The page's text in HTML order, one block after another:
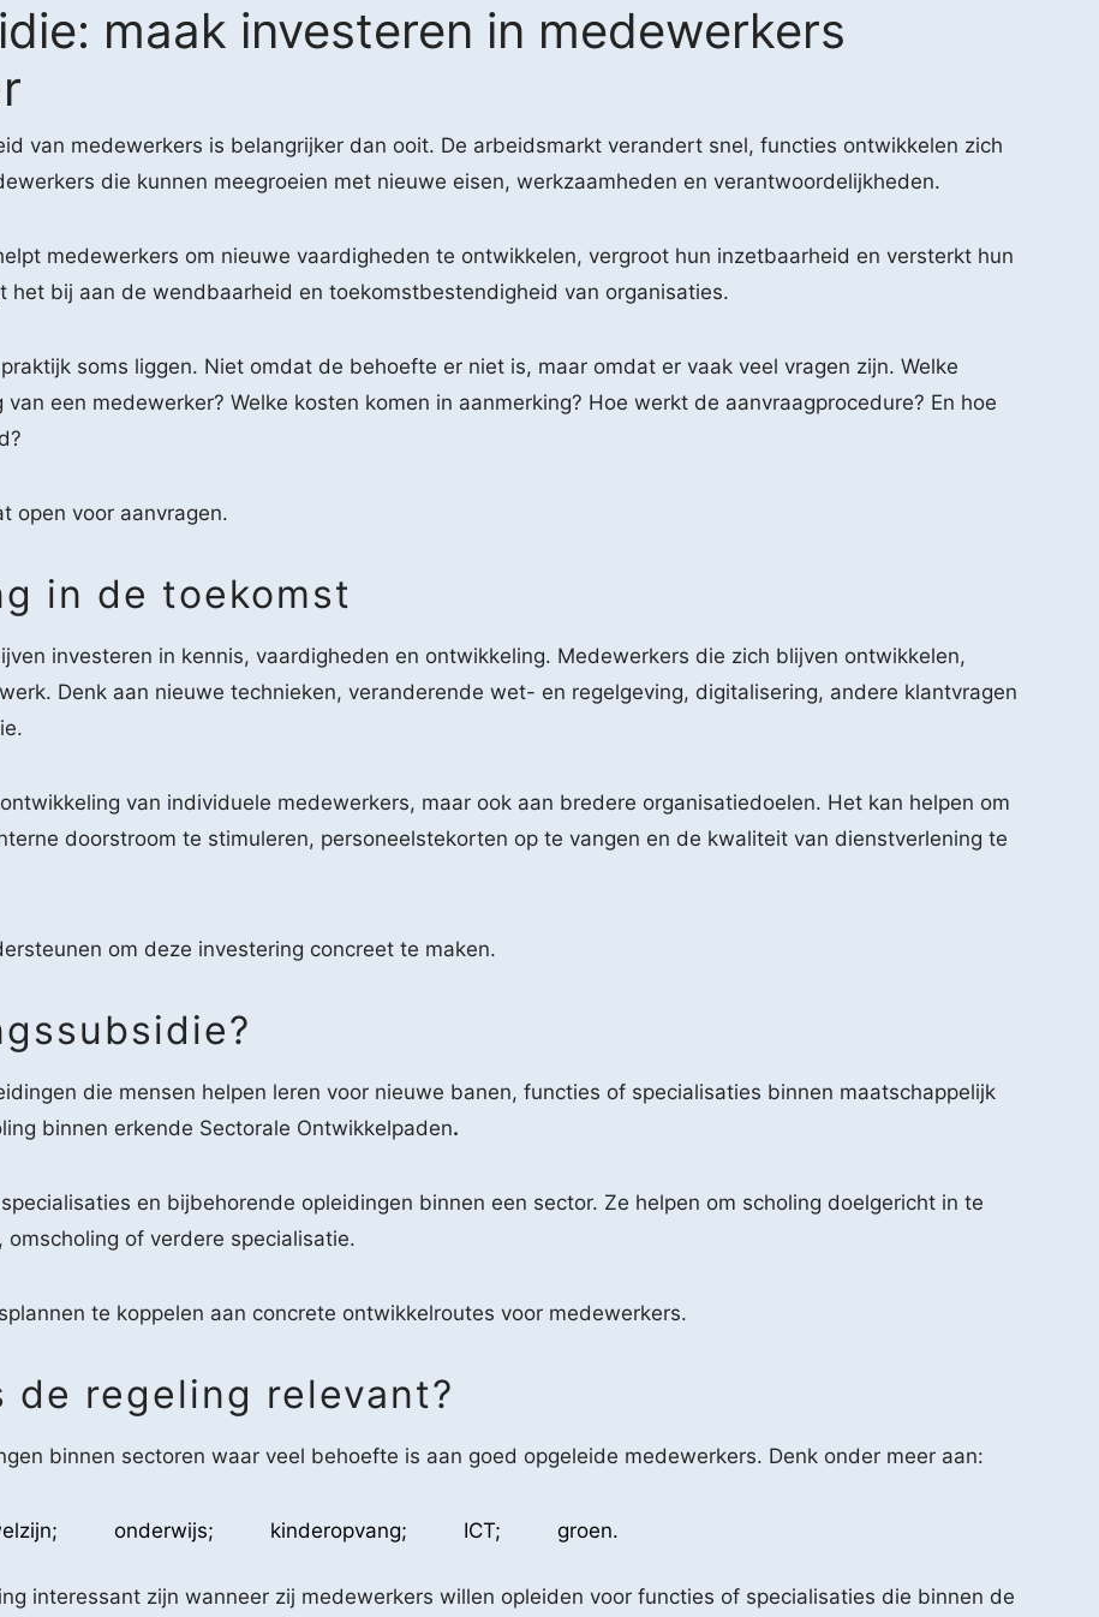
maak investeren in medewerkers
van medewerkers is belangrijker dan ooit. De arbeidsmarkt verandert snel, functies ontwikkelen zich
die kunnen meegroeien met nieuwe eisen, werkzaamheden en verantwoordelijkheden.
medewerkers om nieuwe vaardigheden te ontwikkelen, vergroot hun inzetbaarheid en versterkt hun
bij aan de wendbaarheid en toekomstbestendigheid van organisaties.
soms liggen. Niet omdat de behoefte er niet is, maar omdat er vaak veel vragen zijn. Welke
een medewerker? Welke kosten komen in aanmerking? Hoe werkt de aanvraagprocedure? En hoe
open voor aanvragen.
in de toekomst
investeren in kennis, vaardigheden en ontwikkeling. Medewerkers die zich blijven ontwikkelen,
Denk aan nieuwe technieken, veranderende wet- en regelgeving, digitalisering, andere klantvragen
van individuele medewerkers, maar ook aan bredere organisatiedoelen. Het kan helpen om
doorstroom te stimuleren, personeelstekorten op te vangen en de kwaliteit van dienstverlening te
om deze investering concreet te maken.
die mensen helpen leren voor nieuwe banen, functies of specialisaties binnen maatschappelijk
binnen erkende Sectorale Ontwikkelpaden.
en bijbehorende opleidingen binnen een sector. Ze helpen om scholing doelgericht in te
of verdere specialisatie.
te koppelen aan concrete ontwikkelroutes voor medewerkers.
de regeling relevant?
binnen sectoren waar veel behoefte is aan goed opgeleide medewerkers. Denk onder meer aan:
onderwijs; kinderopvang; ICT; groen.
interessant zijn wanneer zij medewerkers willen opleiden voor functies of specialisaties die binnen de